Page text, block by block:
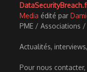
Media édité par
PME / Associations
Actualités,
Pour nous